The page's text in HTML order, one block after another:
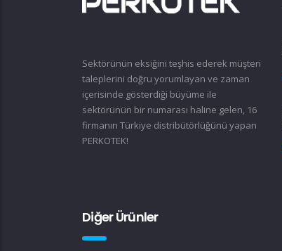
Sektörünün eksiğini teşhis ederek müşteri
taleplerini doğru yorumlayan ve zaman
içerisinde gösterdiği büyüme ile
sektörünün bir numarası haline gelen, 16
firmanın Türkiye distribütörlüğünü yapan
PERKOTEK!
Diğer Ürünler